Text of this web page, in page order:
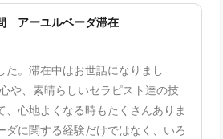
アーユルベーダ滞在
た。滞在中はお世話になりまし
や、素晴らしいセラピスト達の技
、心地よくなる時もたくさんありま
ダに関する経験だけではなく、いろ